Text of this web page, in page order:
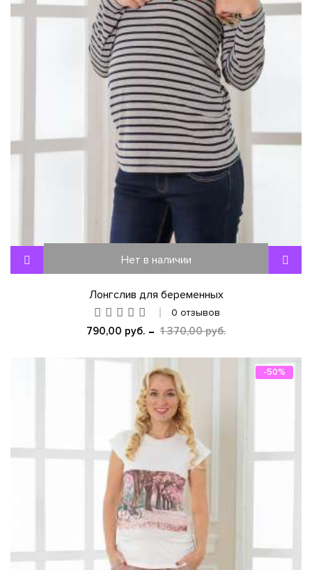
Нет в наличии
Лонгслив для беременных
0 отзывов
790,00 руб. 1 370,00 руб.
-50%